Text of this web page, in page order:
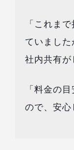
「これま
ていまし
社内共有が
「料金の
ので、安心